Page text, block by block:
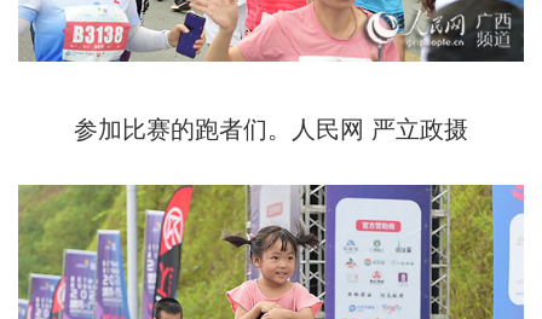
参加比赛的跑者们。人民网 严立政摄